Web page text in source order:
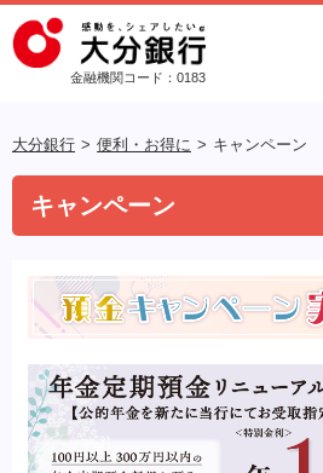
金融機関コード：0183
大分銀行 便利・お得に キャンペーン
キャンペーン